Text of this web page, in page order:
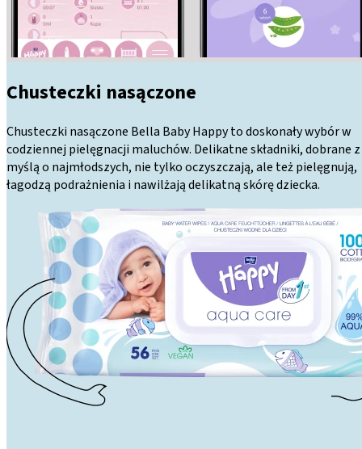
Chusteczki nasączone
Chusteczki nasączone Bella Baby Happy to doskonały wybór w
codziennej pielęgnacji maluchów. Delikatne składniki, dobrane z
myślą o najmłodszych, nie tylko oczyszczają, ale też pielęgnują,
łagodzą podrażnienia i nawilżają delikatną skórę dziecka.